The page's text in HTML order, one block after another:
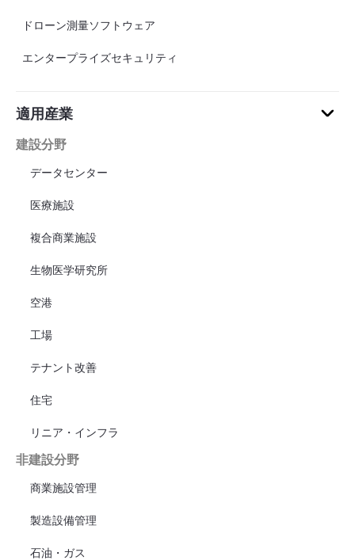
ドローン測量ソフトウェア
エンタープライズセキュリティ
適用産業
建設分野
データセンター
医療施設
複合商業施設
生物医学研究所
空港
工場
テナント改善
住宅
リニア・インフラ
非建設分野
商業施設管理
製造設備管理
石油・ガス